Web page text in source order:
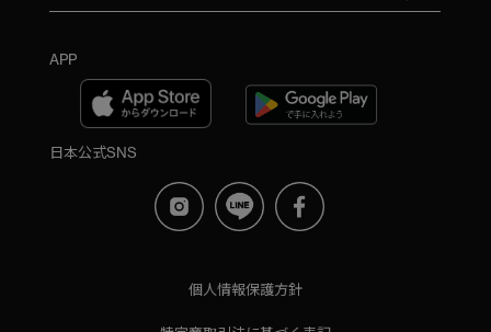
APP
日本公式SNS
個人情報保護方針